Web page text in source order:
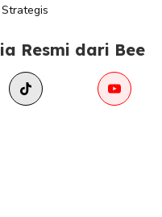
Resmi dari Bee